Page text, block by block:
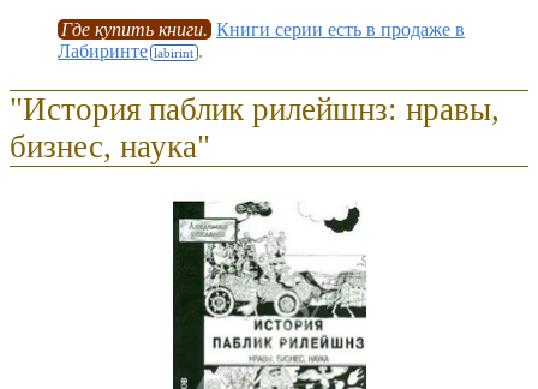
Где купить книги. Книги серии есть в продаже в
Лабиринте
.
"История паблик рилейшнз: нравы,
бизнес, наука"